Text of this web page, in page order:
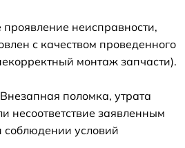
неисправности,
с качеством проведенного
монтаж запчасти).
поломка, утрата
несоответствие заявленным
соблюдении условий